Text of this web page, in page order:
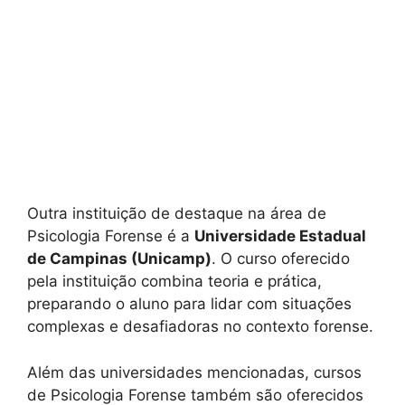
Outra instituição de destaque na área de
Psicologia Forense é a Universidade Estadual
de Campinas (Unicamp). O curso oferecido
pela instituição combina teoria e prática,
preparando o aluno para lidar com situações
complexas e desafiadoras no contexto forense.
Além das universidades mencionadas, cursos
de Psicologia Forense também são oferecidos